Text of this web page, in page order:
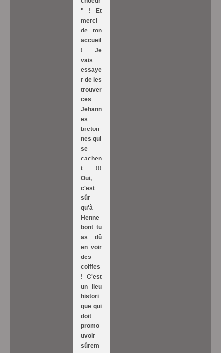
" ! Et
merci
de ton
accueil
! Je
vais
essaye
r de les
trouver
ces
Jehann
es
breton
nes qui
se
cachen
t !!!
Oui,
c'est
sûr
qu'à
Henne
bont tu
as dû
en voir
des
coiffes
! C'est
un lieu
histori
que qui
doit
promo
uvoir
sûrem